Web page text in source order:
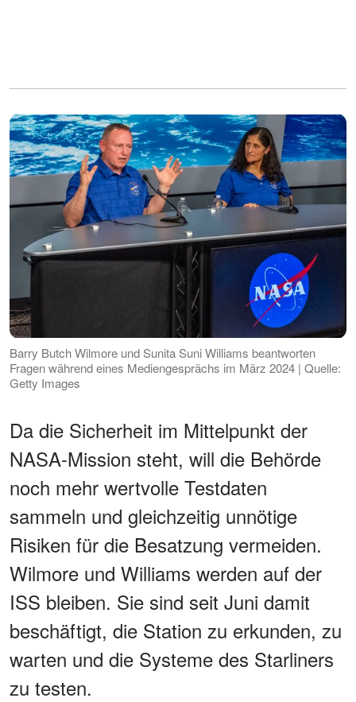
Barry Butch Wilmore und Sunita Suni Williams beantworten
Fragen während eines Mediengesprächs im März 2024 | Quelle:
Getty Images
Da die Sicherheit im Mittelpunkt der
NASA-Mission steht, will die Behörde
noch mehr wertvolle Testdaten
sammeln und gleichzeitig unnötige
Risiken für die Besatzung vermeiden.
Wilmore und Williams werden auf der
ISS bleiben. Sie sind seit Juni damit
beschäftigt, die Station zu erkunden, zu
warten und die Systeme des Starliners
zu testen.